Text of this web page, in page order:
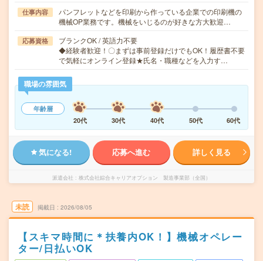
仕事内容
パンフレットなどを印刷から作っている企業での印刷機の
機械OP業務です。機械をいじるのが好きな方大歓迎…
応募資格
ブランクOK / 英語力不要
◆経験者歓迎！〇まずは事前登録だけでもOK！履歴書不要
で気軽にオンライン登録★氏名・職種などを入力す…
職場の雰囲気
年齢層
20代
30代 40代 50代 60代
気になる! 応募へ進む 詳しく見る
派遣会社 株式会社綜合キャリアオプション 製造事業部（全国）
未読 掲載日 2026/08/05
【スキマ時間に＊扶養内OK！】機械オペレー
ター/日払いOK